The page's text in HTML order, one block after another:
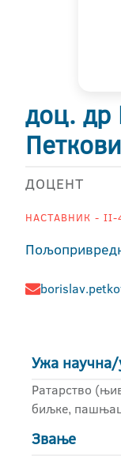
доц. др
ДОЦЕНТ
НАСТАВНИК - II-
Ужа научна/
Ратарство
биљке,
Звање